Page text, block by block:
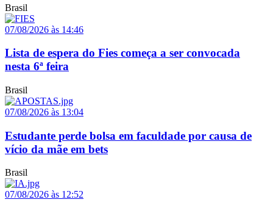
Brasil
07/08/2026 às 14:46
Lista de espera do Fies começa a ser convocada
nesta 6ª feira
Brasil
07/08/2026 às 13:04
Estudante perde bolsa em faculdade por causa de
vício da mãe em bets
Brasil
07/08/2026 às 12:52